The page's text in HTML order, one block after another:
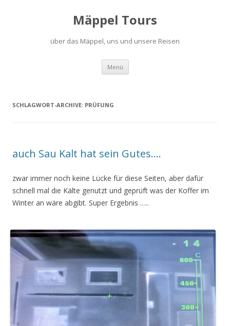
Mäppel Tours
über das Mäppel, uns und unsere Reisen
Menü Zum
springen
SCHLAGWORT-ARCHIVE: PRÜFUNG
auch Sau Kalt hat sein Gutes….
zwar immer noch keine Lücke für diese Seiten, aber dafür
schnell mal die Kälte genutzt und geprüft was der Koffer im
Winter an wäre abgibt. Super Ergebnis …..